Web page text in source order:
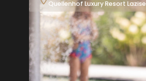
Quellenhof Luxury Resort Lazise